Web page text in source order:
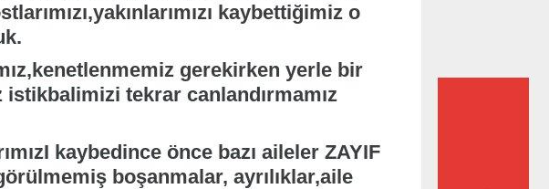
kaybettiğimiz o
gerekirken yerle bir
tekrar canlandırmamız
kaybedince önce bazı aileler ZAYIF
boşanmalar, ayrılıklar,aile